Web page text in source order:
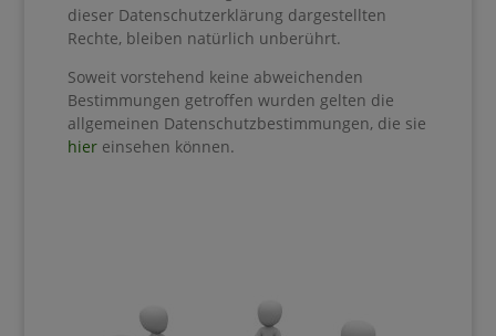
dieser Datenschutzerklärung dargestellten
Rechte, bleiben natürlich unberührt.
Soweit vorstehend keine abweichenden
Bestimmungen getroffen wurden gelten die
allgemeinen Datenschutzbestimmungen, die sie
hiereinsehen können.